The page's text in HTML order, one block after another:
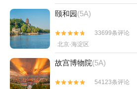
颐和园(5A)


33699条评论
北京·海淀区
故宫博物院(5A)


54123条评论